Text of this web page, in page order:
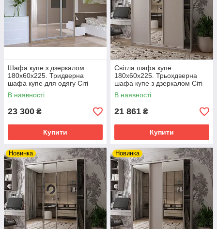
Шафа купе з дзеркалом
180х60х225. Тридверна
шафа купе для одягу Сіті
Лайт Doros Дуб сонома 3
Дзеркала
В наявності
23 300 ₴
Купити
Світла шафа купе
180х60х225. Трьохдверна
шафа купе з дзеркалом Сіті
Лайт Кашемір 2 ДСП / 1
дзеркало. Шафа у вітальню
В наявності
21 861 ₴
Купити
Новинка Новинка